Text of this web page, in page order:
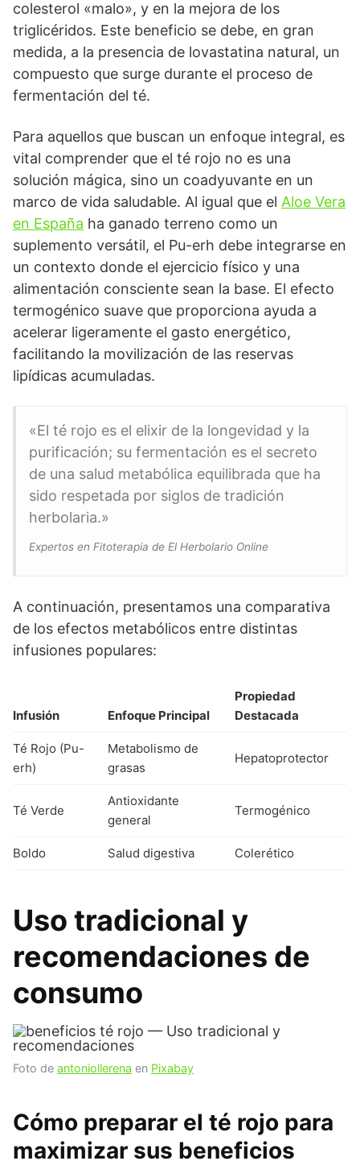
colesterol «malo», y en la mejora de los
triglicéridos. Este beneficio se debe, en gran
medida, a la presencia de lovastatina natural, un
compuesto que surge durante el proceso de
fermentación del té.
Para aquellos que buscan un enfoque integral, es
vital comprender que el té rojo no es una
solución mágica, sino un coadyuvante en un
marco de vida saludable. Al igual que el Aloe Vera
en España ha ganado terreno como un
suplemento versátil, el Pu-erh debe integrarse en
un contexto donde el ejercicio físico y una
alimentación consciente sean la base. El efecto
termogénico suave que proporciona ayuda a
acelerar ligeramente el gasto energético,
facilitando la movilización de las reservas
lipídicas acumuladas.
«El té rojo es el elixir de la longevidad y la
purificación; su fermentación es el secreto
de una salud metabólica equilibrada que ha
sido respetada por siglos de tradición
herbolaria.»
Expertos en Fitoterapia de El Herbolario Online
A continuación, presentamos una comparativa
de los efectos metabólicos entre distintas
infusiones populares:
Infusión Enfoque Principal
Propiedad
Destacada
Té Rojo (Pu-
erh)
Metabolismo de
grasas
Hepatoprotector
Té Verde
Antioxidante
general
Termogénico
Boldo Salud digestiva Colerético
Uso tradicional y
recomendaciones de
consumo
Foto de antoniollerena en Pixabay
Cómo preparar el té rojo para
maximizar sus beneficios